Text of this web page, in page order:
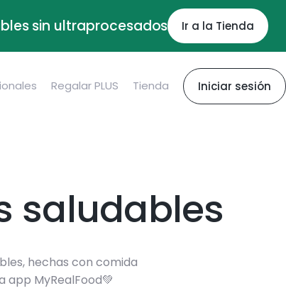
sin ultraprocesados Ir a la Tienda
Regalar PLUS Tienda Iniciar sesión
saludables
hechas con comida
MyRealFood💚